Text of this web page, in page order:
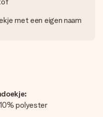
met een eigen naam
polyester